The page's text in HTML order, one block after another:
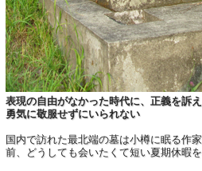
表現の自由がなかった時代に、正義を訴
勇気に敬服せずにいられない
国内で訪れた最北端の墓は小樽に眠る作
前、どうしても会いたくて短い夏期休暇